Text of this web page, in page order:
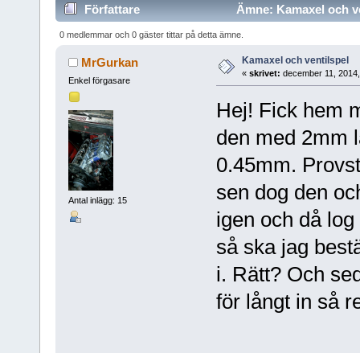
Författare Ämne: Kamaxel och
0 medlemmar och 0 gäster tittar på detta ämne.
MrGurkan
Enkel förgasare
Antal inlägg: 15
Kamaxel och ventilspel
« skrivet: december 11,
Hej! Fick hem
den med 2mm
0.45mm.
sen dog den
igen och då
så ska jag
i. Rätt? Och
för långt in så